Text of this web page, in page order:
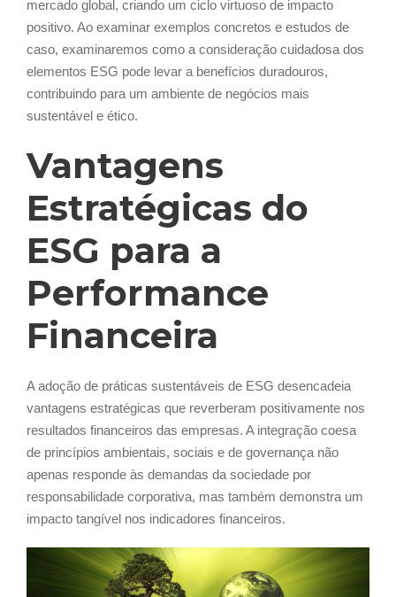
mercado global, criando um ciclo virtuoso de impacto
positivo. Ao examinar exemplos concretos e estudos de
caso, examinaremos como a consideração cuidadosa dos
elementos ESG pode levar a benefícios duradouros,
contribuindo para um ambiente de negócios mais
sustentável e ético.
Vantagens
Estratégicas do
ESG para a
Performance
Financeira
A adoção de práticas sustentáveis de ESG desencadeia
vantagens estratégicas que reverberam positivamente nos
resultados financeiros das empresas. A integração coesa
de princípios ambientais, sociais e de governança não
apenas responde às demandas da sociedade por
responsabilidade corporativa, mas também demonstra um
impacto tangível nos indicadores financeiros.